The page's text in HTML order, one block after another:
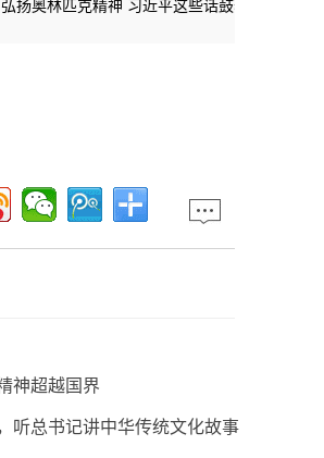
匹克精神 习近平这些话鼓舞人心·
神超越国界
听总书记讲中华传统文化故事